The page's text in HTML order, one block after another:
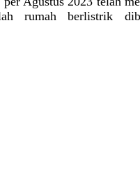
rumah berlistrik